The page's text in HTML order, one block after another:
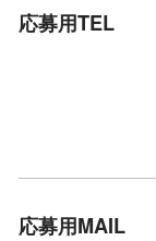
応募用TEL
応募用MAIL